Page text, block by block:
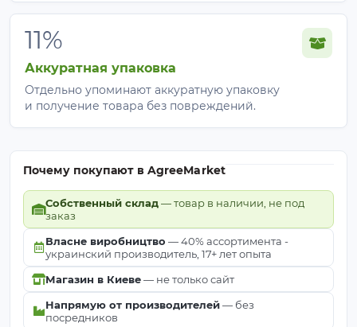
11%
Аккуратная упаковка
Отдельно упоминают аккуратную упаковку
и получение товара без повреждений.
Почему покупают в AgreeMarket
Собственный склад— товар в наличии, не под
заказ
Власне виробництво — 40% ассортимента -
украинский производитель, 17+ лет опыта
Магазин в Киеве— не только сайт
Напрямую от производителей— без
посредников